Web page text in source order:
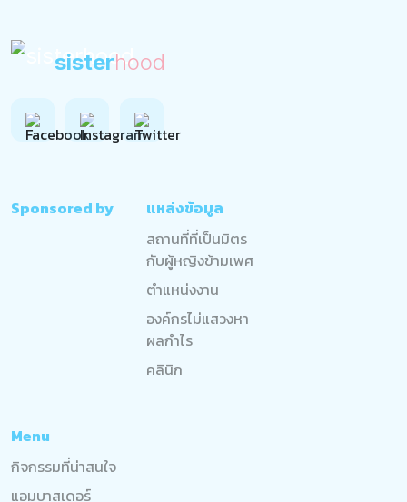
sisterhood
Sponsored by
แหล่งข้อมูล
สถานที่ที่เป็นมิตร
กับผู้หญิงข้ามเพศ
ตำแหน่งงาน
องค์กรไม่แสวงหา
ผลกำไร
คลินิก
Menu
กิจกรรมที่น่าสนใจ
แอมบาสเดอร์